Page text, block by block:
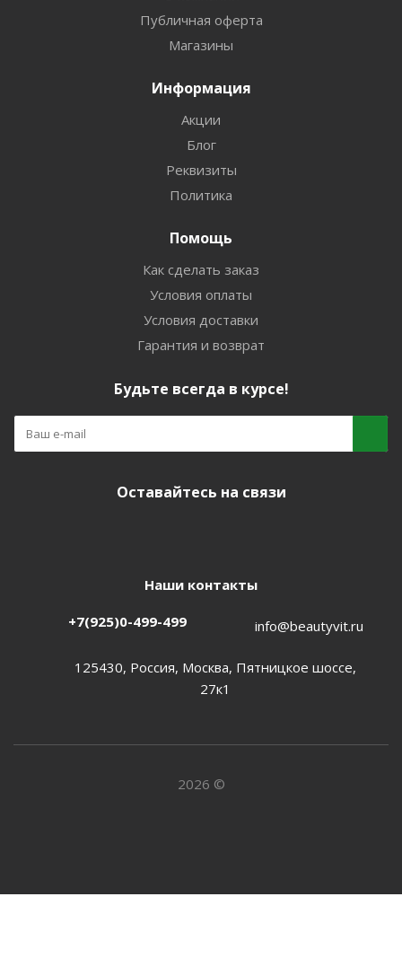
Публичная оферта
Магазины
Информация
Акции
Блог
Реквизиты
Политика
Помощь
Как сделать заказ
Условия оплаты
Условия доставки
Гарантия и возврат
Будьте всегда в курсе!
Оставайтесь на связи
Наши контакты
+7(925)0-499-499 info@beautyvit.ru
125430, Россия, Москва, Пятницкое шоссе,
27к1
2026 ©